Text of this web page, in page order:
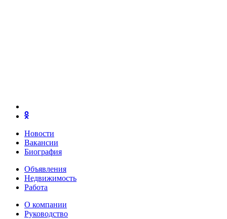
Новости
Вакансии
Биография
Объявления
Недвижимость
Работа
О компании
Руководство